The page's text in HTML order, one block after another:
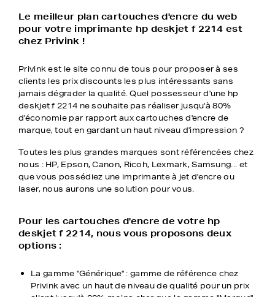
Le meilleur plan cartouches d'encre du web
pour votre imprimante hp deskjet f 2214 est
chez Privink !
Privink est le site connu de tous pour proposer à ses
clients les prix discounts les plus intéressants sans
jamais dégrader la qualité. Quel possesseur d'une hp
deskjet f 2214 ne souhaite pas réaliser jusqu'à 80%
d'économie par rapport aux cartouches d'encre de
marque, tout en gardant un haut niveau d'impression ?
Toutes les plus grandes marques sont référencées chez
nous : HP, Epson, Canon, Ricoh, Lexmark, Samsung... et
que vous possédiez une imprimante à jet d'encre ou
laser, nous aurons une solution pour vous.
Pour les cartouches d'encre de votre hp
deskjet f 2214, nous vous proposons deux
options :
La gamme "Générique" : gamme de référence chez
Privink avec un haut de niveau de qualité pour un prix